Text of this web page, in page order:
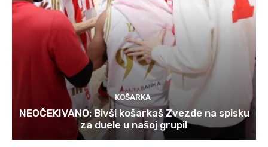
KOŠARKA
NEOČEKIVANO: Bivši košarkaš Zvezde na spisku
za duele u našoj grupi!